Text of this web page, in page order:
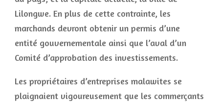
Lilongwe. En plus de cette contrainte, les
marchands devront obtenir un permis d’une
entité gouvernementale ainsi que l’aval d’un
Comité d’approbation des investissements.
Les propriétaires d’entreprises malawites se
plaignaient vigoureusement que les commerçants